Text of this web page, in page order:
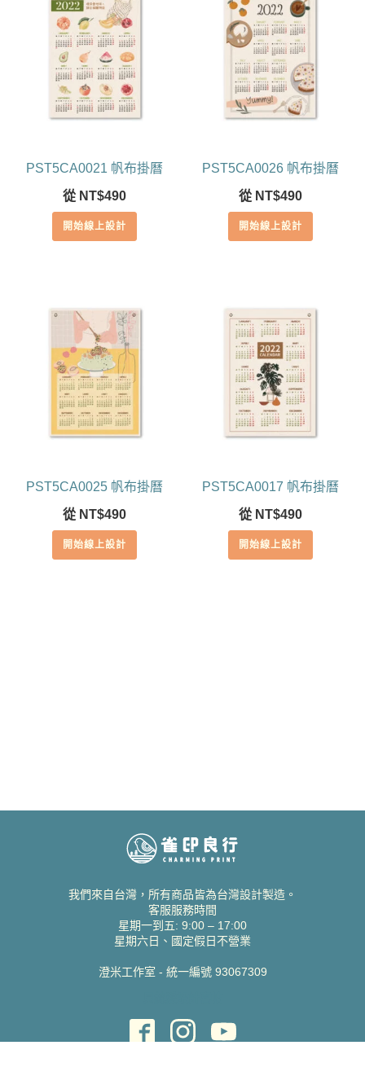
PST5CA0021 帆布掛曆
從 NT$490
開始線上設計
PST5CA0026 帆布掛曆
從 NT$490
開始線上設計
PST5CA0025 帆布掛曆
從 NT$490
開始線上設計
PST5CA0017 帆布掛曆
從 NT$490
開始線上設計
我們來自台灣，所有商品皆為台灣設計製造。
客服服務時間
星期一到五: 9:00 – 17:00
星期六日、國定假日不營業
澄米工作室 - 統一編號 93067309